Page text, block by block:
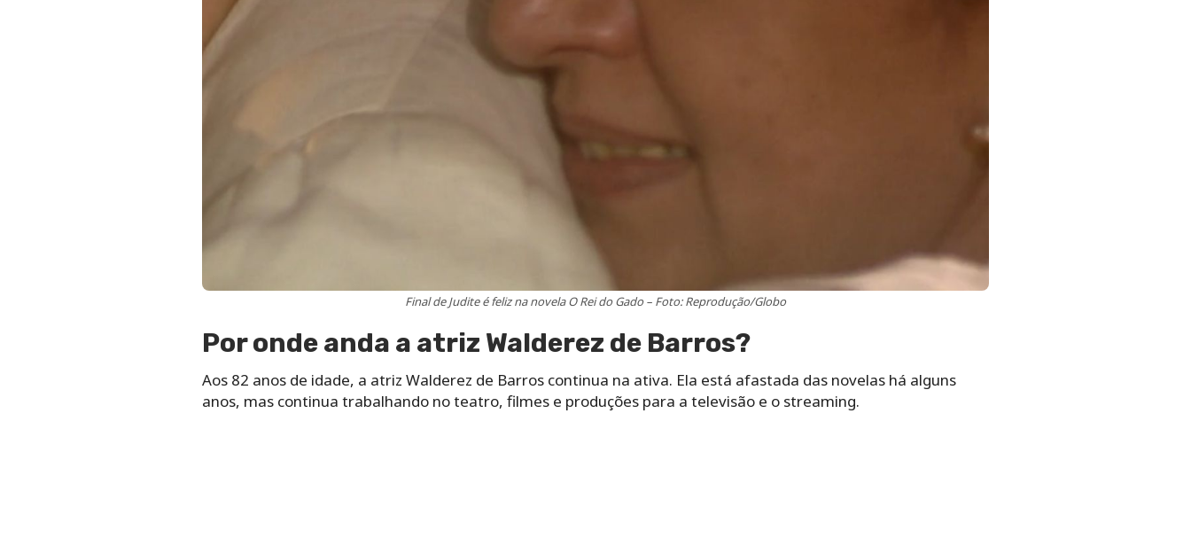
Final de Judite é feliz na novela O Rei do Gado – Foto: Reprodução/Globo
Por onde anda a atriz Walderez de Barros?
Aos 82 anos de idade, a atriz Walderez de Barros continua na ativa. Ela está afastada das novelas há alguns
anos, mas continua trabalhando no teatro, filmes e produções para a televisão e o streaming.